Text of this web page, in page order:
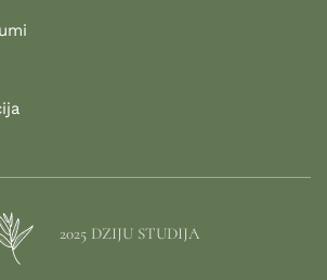
2025 DZIJU STUDIJA